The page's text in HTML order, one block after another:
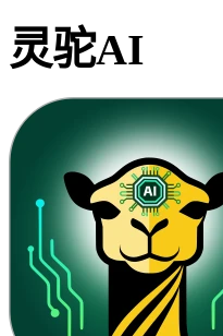
灵驼AI